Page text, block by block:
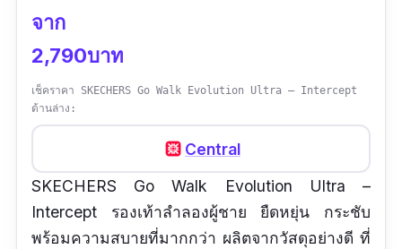
จาก
2,790บาท
เช็คราคา SKECHERS Go Walk Evolution Ultra – Intercept
ด้านล่าง:
Central
SKECHERS Go Walk Evolution Ultra –
Intercept รองเท้าลำลองผู้ชาย ยืดหยุ่น กระชับ
พร้อมความสบายที่มากกว่า ผลิตจากวัสดุอย่างดี ที่